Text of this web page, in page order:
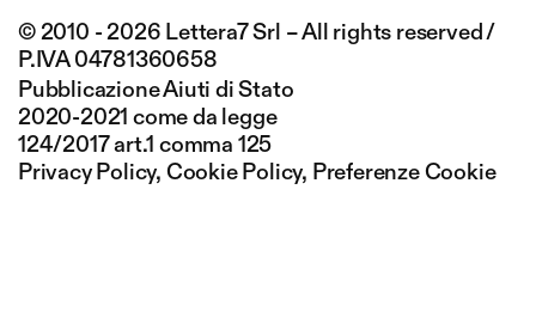
© 2010 - 2026 Lettera7 Srl –All rights reserved /
P.IVA 04781360658
Pubblicazione Aiuti di Stato
2020-2021 come da legge
124/2017 art.1 comma 125
Privacy Policy, Cookie Policy, Preferenze Cookie